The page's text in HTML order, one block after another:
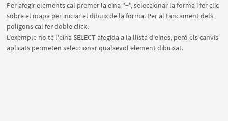
Per afegir elements cal prémer la eina "+", seleccionar la forma i fer clic
sobre el mapa per iniciar el dibuix de la forma. Per al tancament dels
polígons cal fer doble click.
L'exemple no té l'eina SELECT afegida a la llista d'eines, però els canvis
aplicats permeten seleccionar qualsevol element dibuixat.